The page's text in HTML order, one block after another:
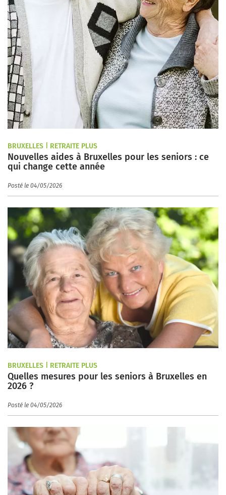
BRUXELLES | RETRAITE PLUS
Nouvelles aides à Bruxelles pour les seniors : ce
qui change cette année
Posté le 04/05/2026
BRUXELLES | RETRAITE PLUS
Quelles mesures pour les seniors à Bruxelles en
2026 ?
Posté le 04/05/2026